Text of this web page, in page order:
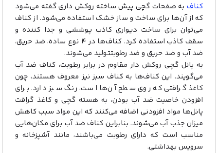
کناف به صفحات گچی پیش ساخته‌ روکش داری گفته می‌شود
که از آن‌ها برای ساخت و ساز خشک استفاده می‌شود. از کناف
می‌توان برای ساخت دیواری کاذب پوششی و جدا کننده و
سقف کاذب استفاده کرد. کناف‌ها در ۴ نوع ساده، ضد حریق،
ضد آب و ضد حریق و ضد رطوبتتولید می‌شوند.
به پانل گچی روکش دار مقاوم در برابر رطوبت، کناف ضد آب
می‌گویند. این کناف‌ها به کناف سبز نیز معروف هستند، چون
کاغذ گرافتی که روی سطح آن‌ها است، رنگ سبز دارد. برای
افزودن خاصیت ضد آب بودن، به هسته گچی و کاغذ گرافت
پانل‌ها مواد افزودنی اضافه می‌کنند که این مواد سبب کاهش
میزان جذب آب می‌شوند. بنابراین کناف ضد آب برای مکان‌هایی
مناسب است که دارای رطوبت می‌باشند، مانند آشپزخانه و
سرویس بهداشتی.